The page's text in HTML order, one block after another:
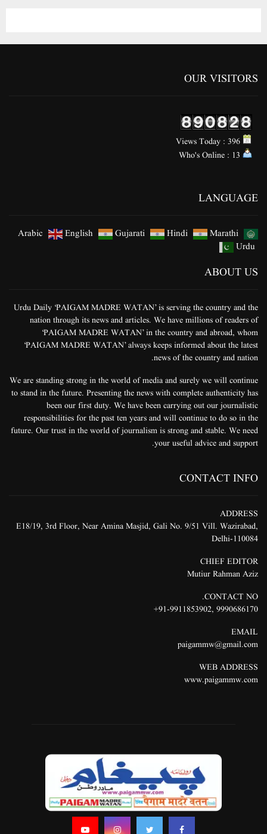
OUR VISITORS
LANGUAGE
Arabic English Gujarati Hindi
Marathi
Urdu
ABOUT US
Urdu Daily ‘PAIGAM MADRE WATAN’ is serving the country and the
nation through its news and articles. We have millions of readers of
‘PAIGAM MADRE WATAN’ in the country and abroad, whom
‘PAIGAM MADRE WATAN’ always keeps informed about the latest
news of the country and nation.
We are standing strong in the world of media and surely we will continue
to stand in the future. Presenting the news with complete authenticity has
been our first duty. We have been carrying out our journalistic
responsibilities for the past ten years and will continue to do so in the
future. Our trust in the world of journalism is strong and stable. We need
your useful advice and support.
CONTACT INFO
ADDRESS
E18/19, 3rd Floor, Near Amina Masjid, Gali No. 9/51 Vill. Wazirabad,
Delhi-110084
CHIEF EDITOR
Mutiur Rahman Aziz
CONTACT NO.
9990686170
,
91-9911853902+
EMAIL
paigammw@gmail.com
WEB ADDRESS
www.paigammw.com